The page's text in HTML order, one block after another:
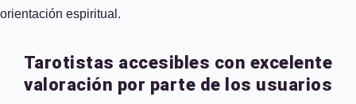
orientación espiritual.
Tarotistas accesibles con excelente
valoración por parte de los usuarios